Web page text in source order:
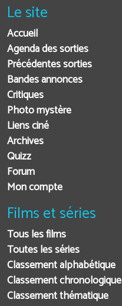
Le site
Accueil
Agenda des sorties
Précédentes sorties
Bandes annonces
Critiques
Photo mystère
Liens ciné
Archives
Quizz
Forum
Mon compte
Films et séries
Tous les films
Toutes les séries
Classement alphabétique
Classement chronologique
Classement thématique